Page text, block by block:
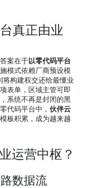
真正由业
案在于以零代码平台
模式依赖厂商预设模
将构建权交还给最懂业
表单，区域主管可即
系统不再是封闭的黑
代码平台中， 伙伴云
板积累，成为越来越
运营中枢？
数据流